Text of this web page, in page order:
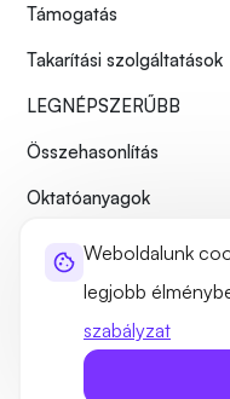
Weboldalunk
legjobb
szabályzat
Támogatás
Takarítási szolgáltatások
LEGNÉPSZERŰBB
Összehasonlítás
Oktatóanyagok
Rólunk
Adatvédelmi szabályzat
©2026 UltaHost -